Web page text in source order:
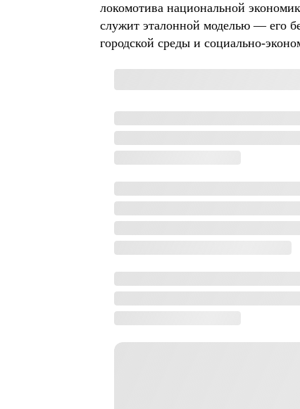
локомотива национальной
служит эталонной моделью — его
городской среды и